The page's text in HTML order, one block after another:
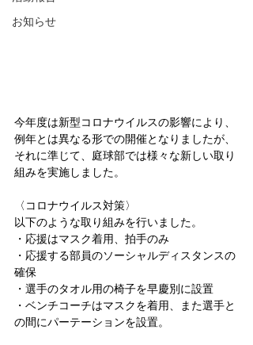
お知らせ
今年度は新型コロナウイルスの影響により、
例年とは異なる形での開催となりましたが、
それに準じて、庭球部では様々な新しい取り
組みを実施しました。
〈コロナウイルス対策〉
以下のような取り組みを行いました。
・応援はマスク着用、拍手のみ
・応援する部員のソーシャルディスタンスの
確保
・選手のタオル用の椅子を早慶別に設置
・ベンチコーチはマスクを着用、また選手と
の間にパーテーションを設置。